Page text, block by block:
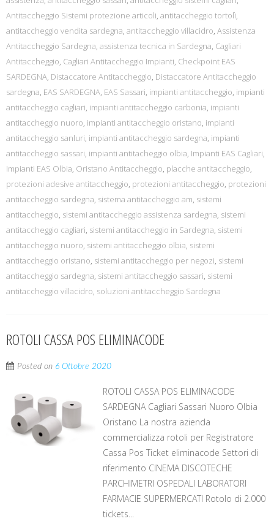
Antitaccheggio Sistemi protezione articoli, antitaccheggio tortolì,
antitaccheggio vendita sardegna, antitaccheggio villacidro, Assistenza
Antitaccheggio Sardegna, assistenza tecnica in Sardegna, Cagliari
Antitaccheggio, Cagliari Antitaccheggio Impianti, Checkpoint EAS
SARDEGNA, Distaccatore Antitaccheggio, Distaccatore Antitaccheggio
sardegna, EAS SARDEGNA, EAS Sassari, impianti antitaccheggio, impianti
antitaccheggio cagliari, impianti antitaccheggio carbonia, impianti
antitaccheggio nuoro, impianti antitaccheggio oristano, impianti
antitaccheggio sanluri, impianti antitaccheggio sardegna, impianti
antitaccheggio sassari, impianti antitacheggio olbia, Impianti EAS Cagliari,
Impianti EAS Olbia, Oristano Antitaccheggio, placche antitaccheggio,
protezioni adesive antitaccheggio, protezioni antitaccheggio, protezioni
antitaccheggio sardegna, sistema antitaccheggio am, sistemi
antitaccheggio, sistemi antitaccheggio assistenza sardegna, sistemi
antitaccheggio cagliari, sistemi antitaccheggio in Sardegna, sistemi
antitaccheggio nuoro, sistemi antitaccheggio olbia, sistemi
antitaccheggio oristano, sistemi antitaccheggio per negozi, sistemi
antitaccheggio sardegna, sistemi antitaccheggio sassari, sistemi
antitaccheggio villacidro, soluzioni antitaccheggio Sardegna
ROTOLI CASSA POS ELIMINACODE
Posted on 6 Ottobre 2020
ROTOLI CASSA POS ELIMINACODE
SARDEGNA Cagliari Sassari Nuoro Olbia
Oristano La nostra azienda
commercializza rotoli per Registratore
Cassa Pos Ticket eliminacode Settori di
riferimento CINEMA DISCOTECHE
PARCHIMETRI OSPEDALI LABORATORI
FARMACIE SUPERMERCATI Rotolo di 2.000
tickets...